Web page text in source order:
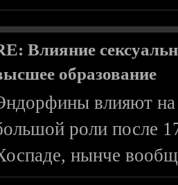
Влияние
образование
влияют на
роли после
нынче